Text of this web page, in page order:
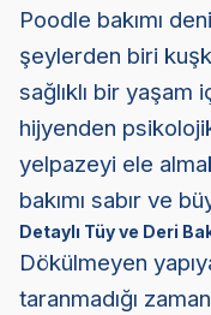
Poodle bakımı
şeylerden biri
sağlıklı bir
hijyenden
yelpazeyi ele
bakımı sabır ve
Detaylı Tüy ve Deri
Dökülmeyen
taranmadığı